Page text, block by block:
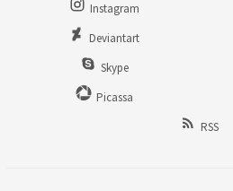
Instagram
Deviantart
Skype
Picassa
RSS